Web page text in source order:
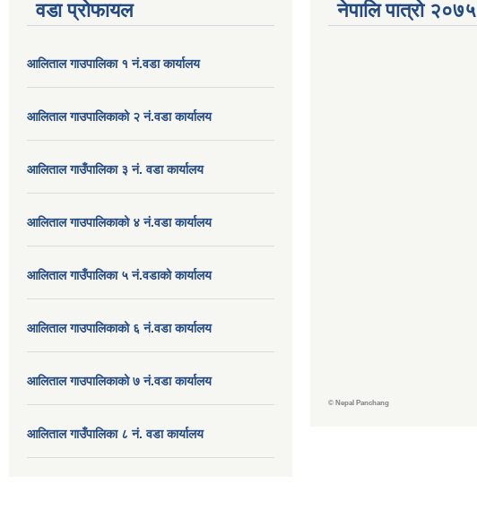
वडा प्रोफायल
आलिताल गाउपालिका १ नं.वडा कार्यालय
आलिताल गाउपालिकाको २ नं.वडा कार्यालय
आलिताल गाउँपालिका ३ नं. वडा कार्यालय
आलिताल गाउपालिकाको ४ नं.वडा कार्यालय
आलिताल गाउँपालिका ५ नं.वडाको कार्यालय
आलिताल गाउपालिकाको ६ नं.वडा कार्यालय
आलिताल गाउपालिकाको ७ नं.वडा कार्यालय
आलिताल गाउँपालिका ८ नं. वडा कार्यालय
नेपालि पात्रो २०७५
© Nepal Panchang